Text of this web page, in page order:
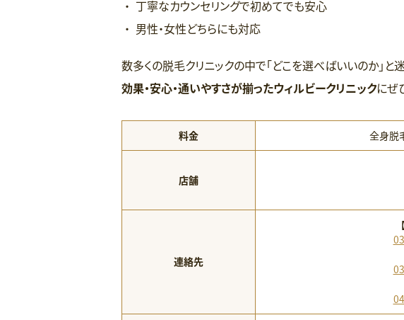
丁寧なカウンセリングで初めてでも安心
男性・女性どちらにも対応
数多くの脱毛クリニックの中で「どこを選べばいいのか」と迷
効果・安心・通いやすさが揃ったウィルビークリニックにぜ
料金 全身脱
店舗
連絡先